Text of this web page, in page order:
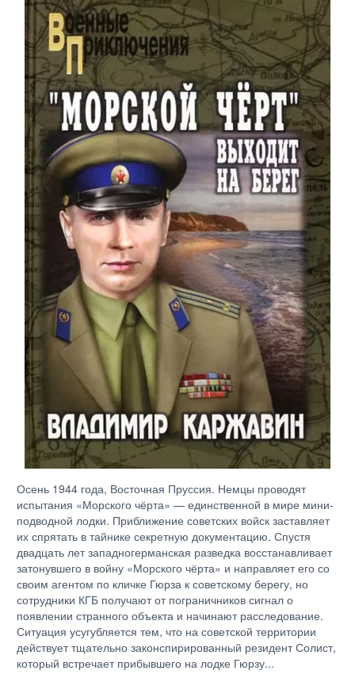
Осень 1944 года, Восточная Пруссия. Немцы проводят
испытания «Морского чёрта» — единственной в мире мини-
подводной лодки. Приближение советских войск заставляет
их спрятать в тайнике секретную документацию. Спустя
двадцать лет западногерманская разведка восстанавливает
затонувшего в войну «Морского чёрта» и направляет его со
своим агентом по кличке Гюрза к советскому берегу, но
сотрудники КГБ получают от пограничников сигнал о
появлении странного объекта и начинают расследование.
Ситуация усугубляется тем, что на советской территории
действует тщательно законспирированный резидент Солист,
который встречает прибывшего на лодке Гюрзу...